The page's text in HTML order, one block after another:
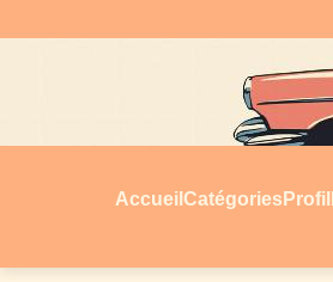
Accueil Catégories Profil